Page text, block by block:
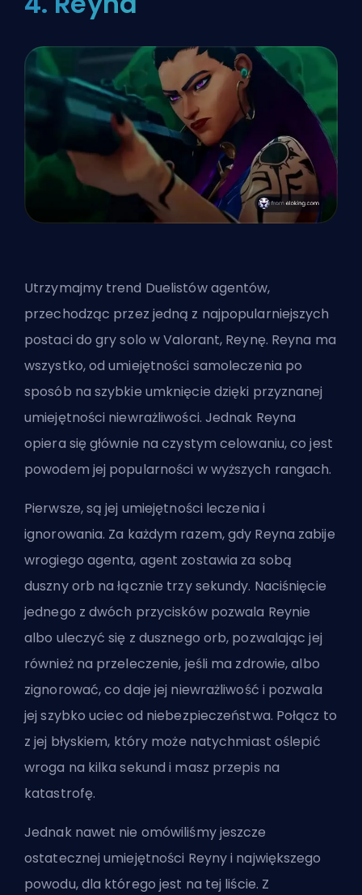
Utrzymajmy trend Duelistówagentów,
przechodząc przez jedną z najpopularniejszych
postaci do gry solo w Valorant, Reynę. Reyna ma
wszystko, od umiejętności samoleczenia po
sposób na szybkie umknięcie dzięki przyznanej
umiejętności niewrażliwości. Jednak Reyna
opiera się głównie na czystym celowaniu, co jest
powodem jej popularności w wyższych rangach.
Pierwsze, są jej umiejętności leczenia i
ignorowania. Za każdym razem, gdy Reyna zabije
wrogiego agenta, agent zostawia za sobą
duszny orb na łącznie trzy sekundy. Naciśnięcie
jednego z dwóch przycisków pozwala Reynie
albo uleczyć się z dusznego orb, pozwalając jej
również na przeleczenie, jeśli ma zdrowie, albo
zignorować, co daje jej niewrażliwość i pozwala
jej szybko uciec od niebezpieczeństwa. Połącz to
z jej błyskiem, który może natychmiast oślepić
wroga na kilka sekund i masz przepis na
katastrofę.
Jednak nawet nie omówiliśmy jeszcze
ostatecznej umiejętności Reyny i największego
powodu, dla którego jest na tej liście. Z